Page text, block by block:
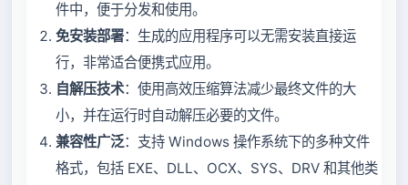
件中，便于分发和使用。
免安装部署：生成的应用程序可以无需安装直接运
行，非常适合便携式应用。
自解压技术：使用高效压缩算法减少最终文件的大
小，并在运行时自动解压必要的文件。
兼容性广泛：支持 Windows 操作系统下的多种文件
格式，包括 EXE、DLL、OCX、SYS、DRV 和其他类